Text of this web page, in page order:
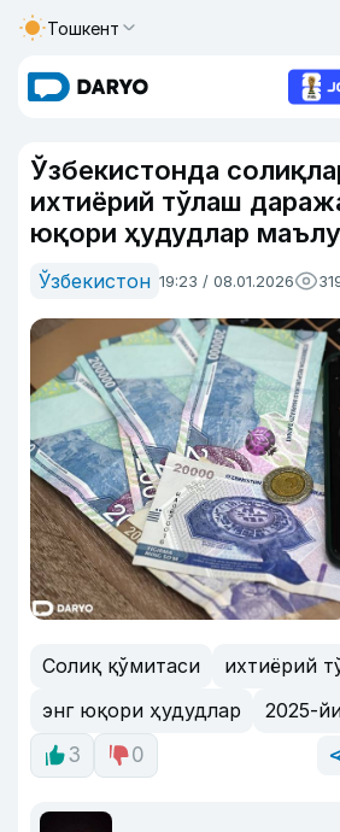
Тошкент
Ўзбекистонда
ихтиёрий тўлаш
юқори ҳудудлар
Ўзбекистон 19:23 / 08.01.2026
Солиқ қўмитаси ихтиёрий
энг юқори ҳудудлар
2025-
3
0